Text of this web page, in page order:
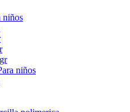
niños
niños